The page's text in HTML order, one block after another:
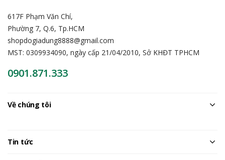
617F Phạm Văn Chí,
Phường 7, Q.6, Tp.HCM
shopdogiadung8888@gmail.com
MST: 0309934090, ngày cấp 21/04/2010, Sở KHĐT TPHCM
0901.871.333
Về chúng tôi
Tin tức